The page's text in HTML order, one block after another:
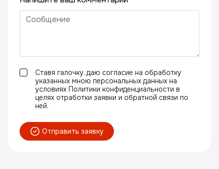
Ставя галочку, даю согласие на обработку
указанных мною персональных данных на
условиях Политики конфиденциальности в
целях отработки заявки и обратной связи по
ней.
Отправить заявку